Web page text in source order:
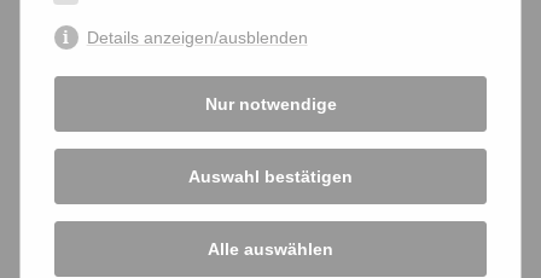
Aktuelle Nachrichten
2018
Details anzeigen/ausblenden
Nur notwendige
Auswahl bestätigen
Alle auswählen